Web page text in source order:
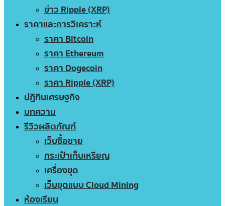
ข่าว Ripple (XRP)
ราคาและการวิเคราะห์
ราคา Bitcoin
ราคา Ethereum
ราคา Dogecoin
ราคา Ripple (XRP)
ปฏิทินเศรษฐกิจ
บทความ
รีวิวผลิตภัณฑ์
เว็บซื้อขาย
กระเป๋าเก็บเหรียญ
เครื่องขุด
เว็บขุดแบบ Cloud Mining
ห้องเรียน